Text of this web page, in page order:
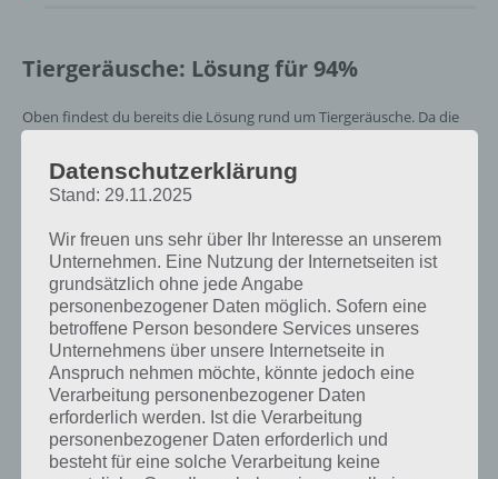
Tiergeräusche: Lösung für 94%
Oben findest du bereits die Lösung rund um Tiergeräusche. Da die
exakte Level anzeigen, weshalb du über unsere Komplettlösung
jedoch trotzdem zu jedem Sachverhalt die entsprechenden
Weitere Lösungen zu 94%
gesucht? Schaue inunsere
Komplettlösung zur App! Dort
kannst du mit der Suche
schnell die Antworten und
Lösungen der über 300 Level
Datenschutzerklärung
Stand: 29.11.2025
Wir freuen uns sehr über Ihr Interesse an unserem
Unternehmen. Eine Nutzung der Internetseiten ist
grundsätzlich ohne jede Angabe
personenbezogener Daten möglich. Sofern eine
betroffene Person besondere Services unseres
Unternehmens über unsere Internetseite in
Anspruch nehmen möchte, könnte jedoch eine
Verarbeitung personenbezogener Daten
erforderlich werden. Ist die Verarbeitung
personenbezogener Daten erforderlich und
besteht für eine solche Verarbeitung keine